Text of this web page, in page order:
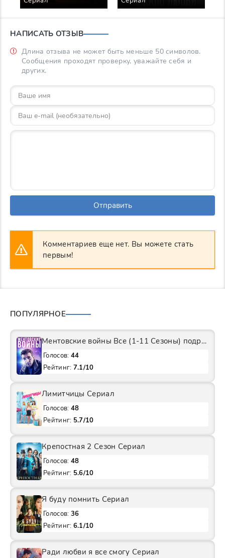
НАПИСАТЬ ОТЗЫВ
Длина отзыва не может быть меньше 50 символов.
Сообщения проходят проверку, уважайте себя и
других.
Отправить
Комментариев еще нет. Вы можете стать
первым!
ПОПУЛЯРНОЕ
Ментовские войны Все (1-11 Сезоны) подряд Сериал
Голосов: 44
Рейтинг: 7.1/10
Лимитчицы Сериал
Голосов: 48
Рейтинг: 5.7/10
Крепостная 2 Сезон Сериал
Голосов: 48
Рейтинг: 5.6/10
Я буду помнить Сериал
Голосов: 36
Рейтинг: 6.1/10
Ради любви я все смогу Сериал